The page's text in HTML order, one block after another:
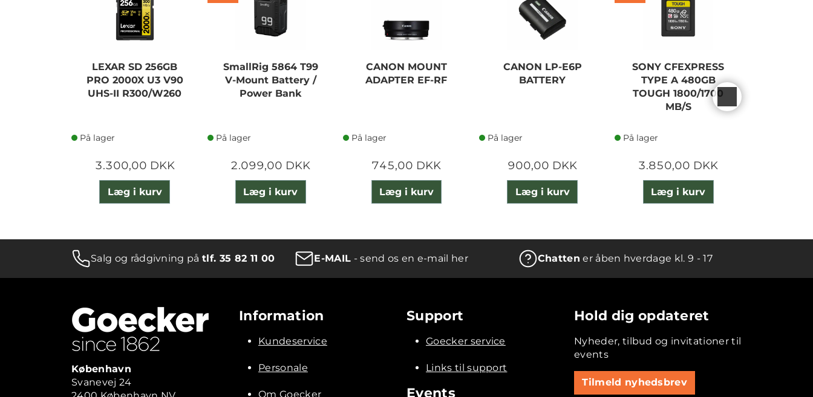
LEXAR SD 256GB
PRO 2000X U3 V90
UHS-II R300/W260
På lager
3.300,00 DKK
Læg i kurv
SmallRig 5864 T99
V-Mount Battery /
Power Bank
På lager
2.099,00 DKK
Læg i kurv
CANON MOUNT
ADAPTER EF-RF
På lager
745,00 DKK
Læg i kurv
CANON LP-E6P
BATTERY
På lager
900,00 DKK
Læg i kurv
SONY CFEXPRESS
TYPE A 480GB
TOUGH 1800/1700
MB/S
På lager
3.850,00 DKK
Læg i kurv
Salg og rådgivning påtlf. 35 82 11 00 E-MAIL - send os en e-mail her Chatten er åben hverdage kl. 9 - 17
København
Svanevej 24
Information
Kundeservice
Personale
Om Goecker
Support
Goecker service
Links til support
Events
Hold dig opdateret
Nyheder, tilbud og invitationer til
events
Tilmeld nyhedsbrev